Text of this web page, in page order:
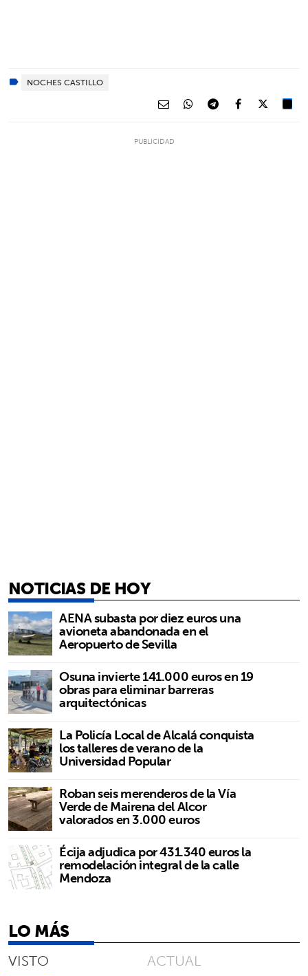
NOCHES CASTILLO
NOTICIAS DE HOY
AENA subasta por diez euros una
avioneta abandonada en el
Aeropuerto de Sevilla
Osuna invierte 141.000 euros en 19
obras para eliminar barreras
arquitectónicas
La Policía Local de Alcalá conquista
los talleres de verano de la
Universidad Popular
Roban seis merenderos de la Vía
Verde de Mairena del Alcor
valorados en 3.000 euros
Écija adjudica por 431.340 euros la
remodelación integral de la calle
Mendoza
LO MÁS
VISTO ACTUAL